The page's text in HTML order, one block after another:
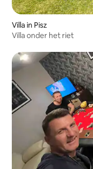
Villa in Pisz
Villa onder het riet